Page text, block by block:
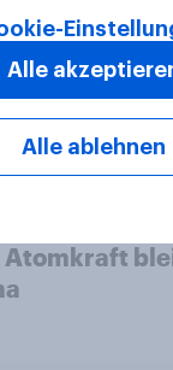
Atomkraft
Alle ablehnen
Alle